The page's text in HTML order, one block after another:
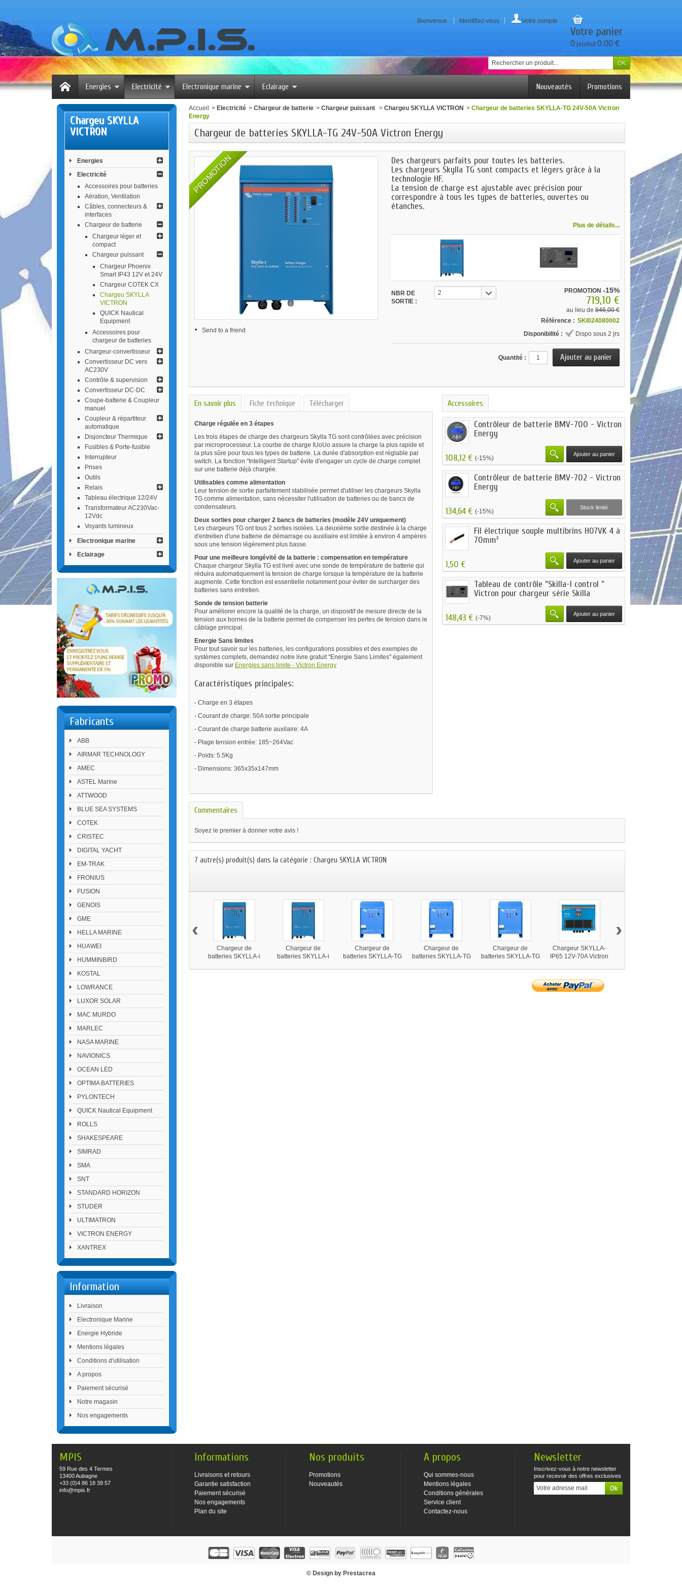
Bienvenue Identifiez-vous Votre compte
Votre panier
0 produit0.00 €
Promotions
Nouveautés
Energies Electricité Electronique marine Eclairage
Chargeu SKYLLA
VICTRON
Energies
Electricité
Accessoires pour batteries
Aération, Ventilation
Câbles, connecteurs &
interfaces
Chargeur de batterie
Chargeur léger et
compact
Chargeur puissant
Chargeur Phoenix
Smart IP43 12V et 24V
Chargeur COTEK CX
Chargeu SKYLLA
VICTRON
QUICK Nautical
Equipment
Accessoires pour
chargeur de batteries
Chargeur-conv​ertisseur
Convertisseur DC vers
AC230V
Contrôle & supervision
Convertisseur DC-DC
Coupe-batterie & Coupleur
manuel
Coupleur & répa​rtiteur
automatique
Disjoncteur Thermique
Fusibles & Porte-fusible
Interrupteur
Prises
Outils
Relais
Tableau électrique 12/24V
Transformateur AC230Vac-
12Vdc
Voyants lumineux
Electronique marine
Eclairage
Fabricants
ABB
AIRMAR TECHNOLOGY
AMEC
ASTEL Marine
ATTWOOD
BLUE SEA SYSTEMS
COTEK
CRISTEC
DIGITAL YACHT
EM-TRAK
FRONIUS
FUSION
GENOIS
GME
HELLA MARINE
HUAWEI
HUMMINBIRD
KOSTAL
LOWRANCE
LUXOR SOLAR
MAC MURDO
MARLEC
NASA MARINE
NAVIONICS
OCEAN LED
OPTIMA BATTERIES
PYLONTECH
QUICK Nautical Equipment
ROLLS
SHAKESPEARE
SIMRAD
SMA
SNT
STANDARD HORIZON
STUDER
ULTIMATRON
VICTRON ENERGY
XANTREX
Information
Livraison
Electronique Marine
Energie Hybride
Mentions légales
Conditions d'utilisation
A propos
Paiement sécurisé
Notre magasin
Nos engagements
Accueil > Electricité > Chargeur de batterie > Chargeur puissant > Chargeu SKYLLA VICTRON > Chargeur de batteries SKYLLA-TG 24V-50A Victron
Energy
Chargeur de batteries SKYLLA-TG 24V-50A Victron Energy
PROMOTION
Send to a friend
Des chargeurs parfaits pour toutes les batteries.
Les chargeurs Skylla TG sont compacts et légers grâce à la
technologie HF.
La tension de charge est ajustable avec précision pour
correspondre à tous les types de batteries, ouvertes ou
étanches.
Plus de détails...
NBR DE
SORTIE :
2 PROMOTION -15%
719,10 €
au lieu de846,00 €
Référence : SKI024080002
Disponibilité :
Dispo sous 2 jrs
Quantité :
En savoir plus Fiche technique Télécharger
Charge régulée en 3 étapes
Les trois étapes de charge des chargeurs Skylla TG sont contrôlées avec précision
par microprocesseur. La courbe de charge IUoUo assure la charge la plus rapide et
la plus sûre pour tous les types de batterie. La durée d'absorption est réglable par
switch. La fonction "Intelligent Startup" évite d'engager un cycle de charge complet
sur une batterie déjà chargée.
Utilisables comme alimentation
Leur tension de sortie parfaitement stabilisée permet d'utiliser les chargeurs Skylla
TG comme alimentation, sans nécessiter l'utilisation de batteries ou de bancs de
condensateurs.
Deux sorties pour charger 2 bancs de batteries (modèle 24V uniquement)
Les chargeurs TG ont tous 2 sorties isolées. La deuxième sortie destinée à la charge
d'entretien d'une batterie de démarrage ou auxiliaire est limitée à environ 4 ampères
sous une tension légèrement plus basse.
Pour une meilleure longévité de la batterie : compensation en température
Chaque chargeur Skylla TG est livré avec une sonde de température de batterie qui
réduira automatiquement la tension de charge lorsque la température de la batterie
augmente. Cette fonction est essentielle notamment pour éviter de surcharger des
batteries sans entretien.
Sonde de tension batterie
Pour améliorer encore la qualité de la charge, un dispositif de mesure directe de la
tension aux bornes de la batterie permet de compenser les pertes de tension dans le
câblage principal.
Energie Sans limites
Pour tout savoir sur les batteries, les configurations possibles et des exemples de
systèmes complets, demandez notre livre gratuit "Energie Sans Limites" également
disponible sur Energies sans limite - Victron Energy
Caractéristiques principales:
- Charge en 3 étapes
- Courant de charge: 50A sortie principale
- Courant de charge batterie auxilaire: 4A
- Plage tension entrée: 185~264Vac
- Poids: 5.5Kg
- Dimensions: 365x35x147mm
Accessoires
Contrôleur de batterie BMV-700 - Victron
Energy
108,12 € (-15%)
Ajouter au panier
Contrôleur de batterie BMV-702 - Victron
Energy
134,64 € (-15%)
Stock limité
Fil électrique souple multibrins H07VK 4 à
70mm²
1,50 € Ajouter au panier
Tableau de contrôle "Skilla-I control "
Victron pour chargeur série Skilla
148,43 € (-7%)
Ajouter au panier
Commentaires
Soyez le premier à donner votre avis !
7 autre(s) produit(s) dans la catégorie : Chargeu SKYLLA VICTRON
Chargeur de
batteries SKYLLA-i
Chargeur de
batteries SKYLLA-i
Chargeur de
batteries SKYLLA-TG
Chargeur de
batteries SKYLLA-TG
Chargeur de
batteries SKYLLA-TG
Chargeur SKYLLA-
IP65 12V-70A Victron
‹ ›
MPIS
59 Rue des 4 Termes
13400 Aubagne
+33 (0)4 86 18 39 57
info@mpis.fr
Informations
Livraisons et retours
Garantie satisfaction
Paiement sécurisé
Nos engagements
Plan du site
Nos produits
Promotions
Nouveautés
A propos
Qui sommes-nous
Mentions légales
Conditions générales
Service client
Contactez-nous
Newsletter
Inscrivez-vous à notre newsletter
pour recevoir des offres exclusives
© Design by Prestacrea